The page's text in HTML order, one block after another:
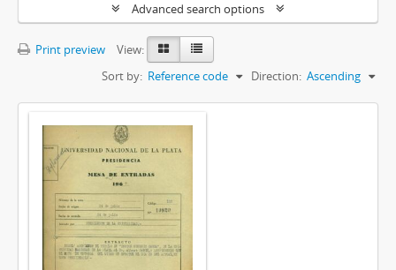
Advanced search options
Print preview
View:
Sort by: Reference code Direction: Ascending